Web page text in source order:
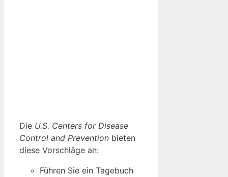
Die U.S. Centers for Disease
Control and Prevention bieten
diese Vorschläge an:
Führen Sie ein Tagebuch